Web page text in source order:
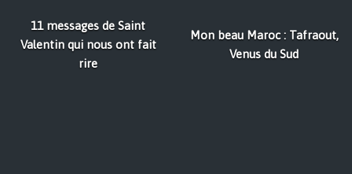
11 messages de Saint
Valentin qui nous ont fait
rire
Mon beau Maroc : Tafraout,
Venus du Sud